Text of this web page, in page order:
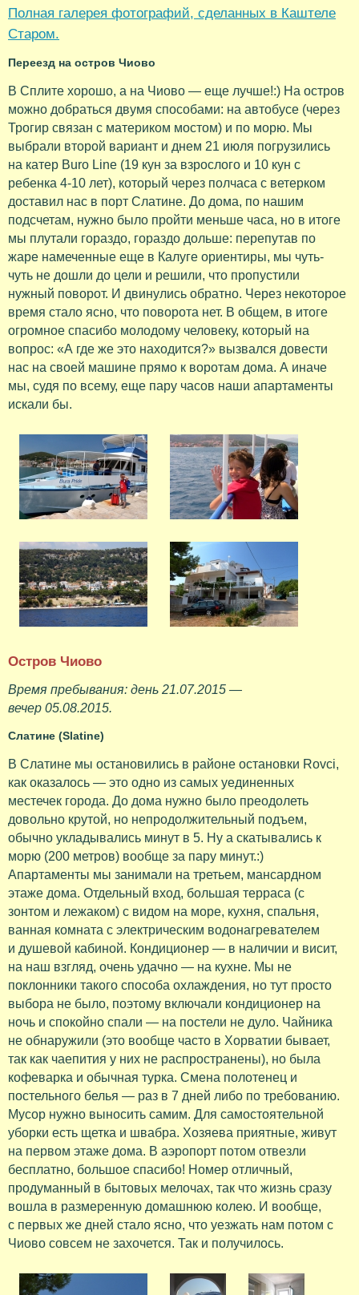
Полная галерея фотографий, сделанных в Каштеле
Старом.
Переезд на остров Чиово
В Сплите хорошо, а на Чиово — еще лучше!:) На остров
можно добраться двумя способами: на автобусе (через
Трогир связан с материком мостом) и по морю. Мы
выбрали второй вариант и днем 21 июля погрузились
на катер Buro Line (19 кун за взрослого и 10 кун с
ребенка 4-10 лет), который через полчаса с ветерком
доставил нас в порт Слатине. До дома, по нашим
подсчетам, нужно было пройти меньше часа, но в итоге
мы плутали гораздо, гораздо дольше: перепутав по
жаре намеченные еще в Калуге ориентиры, мы чуть-
чуть не дошли до цели и решили, что пропустили
нужный поворот. И двинулись обратно. Через некоторое
время стало ясно, что поворота нет. В общем, в итоге
огромное спасибо молодому человеку, который на
вопрос: «А где же это находится?» вызвался довести
нас на своей машине прямо к воротам дома. А иначе
мы, судя по всему, еще пару часов наши апартаменты
искали бы.
Остров Чиово
Время пребывания: день 21.07.2015 —
вечер 05.08.2015.
Слатине (Slatine)
В Слатине мы остановились в районе остановки Rovci,
как оказалось — это одно из самых уединенных
местечек города. До дома нужно было преодолеть
довольно крутой, но непродолжительный подъем,
обычно укладывались минут в 5. Ну а скатывались к
морю (200 метров) вообще за пару минут.:)
Апартаменты мы занимали на третьем, мансардном
этаже дома. Отдельный вход, большая терраса (с
зонтом и лежаком) с видом на море, кухня, спальня,
ванная комната с электрическим водонагревателем
и душевой кабиной. Кондиционер — в наличии и висит,
на наш взгляд, очень удачно — на кухне. Мы не
поклонники такого способа охлаждения, но тут просто
выбора не было, поэтому включали кондиционер на
ночь и спокойно спали — на постели не дуло. Чайника
не обнаружили (это вообще часто в Хорватии бывает,
так как чаепития у них не распространены), но была
кофеварка и обычная турка. Смена полотенец и
постельного белья — раз в 7 дней либо по требованию.
Мусор нужно выносить самим. Для самостоятельной
уборки есть щетка и швабра. Хозяева приятные, живут
на первом этаже дома. В аэропорт потом отвезли
бесплатно, большое спасибо! Номер отличный,
продуманный в бытовых мелочах, так что жизнь сразу
вошла в размеренную домашнюю колею. И вообще,
с первых же дней стало ясно, что уезжать нам потом с
Чиово совсем не захочется. Так и получилось.